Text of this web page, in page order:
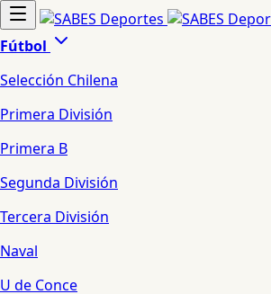
Fútbol
Selección Chilena
Primera División
Primera B
Segunda División
Tercera División
Naval
U de Conce